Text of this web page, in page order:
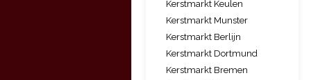
Kerstmarkt Keulen
Kerstmarkt Munster
Kerstmarkt Berlijn
Kerstmarkt Dortmund
Kerstmarkt Bremen